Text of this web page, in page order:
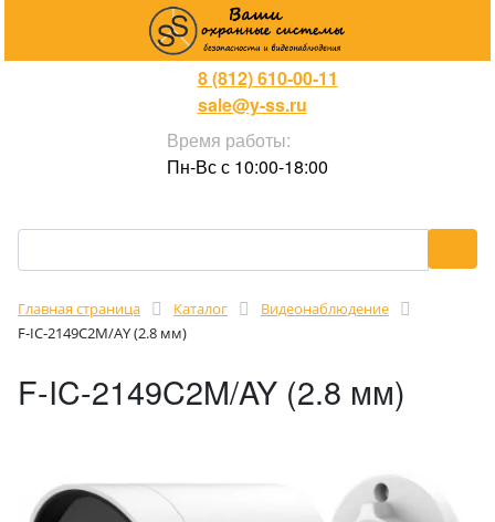
8 (812) 610-00-11
sale@y-ss.ru
Время работы:
Пн-Вс с 10:00-18:00
Главная страница Каталог
Видеонаблюдение
F-IC-2149C2M/AY (2.8 мм)
F-IC-2149C2M/AY (2.8 мм)